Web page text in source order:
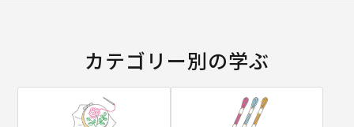
カテゴリー別の学ぶ